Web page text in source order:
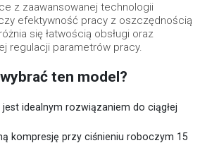
z zaawansowanej technologii
efektywność pracy z oszczędnością
się łatwością obsługi oraz
regulacji parametrów pracy.
ten model?
jest idealnym rozwiązaniem do ciągłej
kompresję przy ciśnieniu roboczym 15